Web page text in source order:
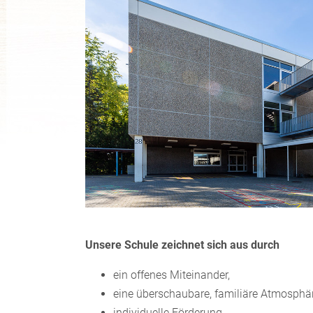
Unsere Schule zeichnet sich aus durch
ein offenes Miteinander,
eine überschaubare, familiäre